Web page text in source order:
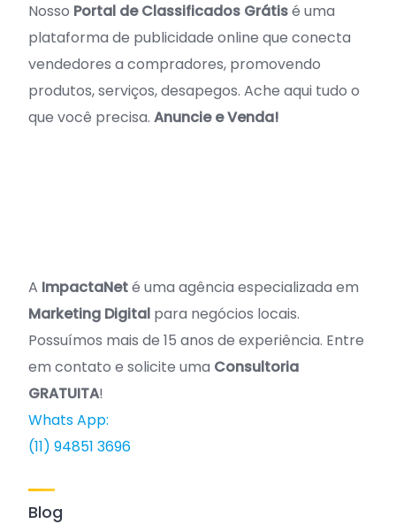
Nosso Portal de Classificados Grátisé uma
plataforma de publicidade online que conecta
vendedores a compradores, promovendo
produtos, serviços, desapegos. Ache aqui tudo o
que você precisa. Anuncie e Venda!
A ImpactaNeté uma agência especializada em
Marketing Digital para negócios locais.
Possuímos mais de 15 anos de experiência. Entre
em contato e solicite uma Consultoria
GRATUITA!
Whats App:
(11) 94851 3696
Blog